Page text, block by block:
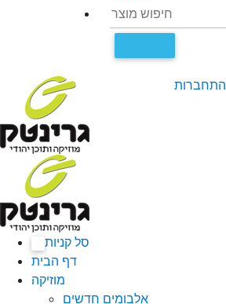
התחברות
סל קניות
דף הבית
מוזיקה
אלבומים חדשים